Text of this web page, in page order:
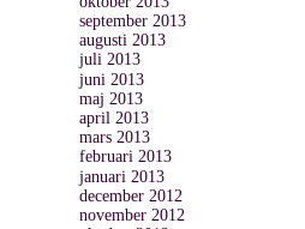
september 2013
augusti 2013
juli 2013
juni 2013
maj 2013
april 2013
mars 2013
februari 2013
januari 2013
december 2012
november 2012